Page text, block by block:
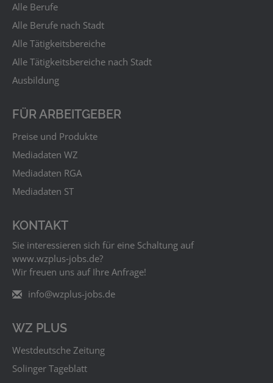
Alle Berufe
Alle Berufe nach Stadt
Alle Tätigkeitsbereiche
Alle Tätigkeitsbereiche nach Stadt
Ausbildung
FÜR ARBEITGEBER
Preise und Produkte
Mediadaten WZ
Mediadaten RGA
Mediadaten ST
KONTAKT
Sie interessieren sich für eine Schaltung auf
www.wzplus‑jobs.de?
Wir freuen uns auf Ihre Anfrage!
info@wzplus-jobs.de
WZ PLUS
Westdeutsche Zeitung
Solinger Tageblatt